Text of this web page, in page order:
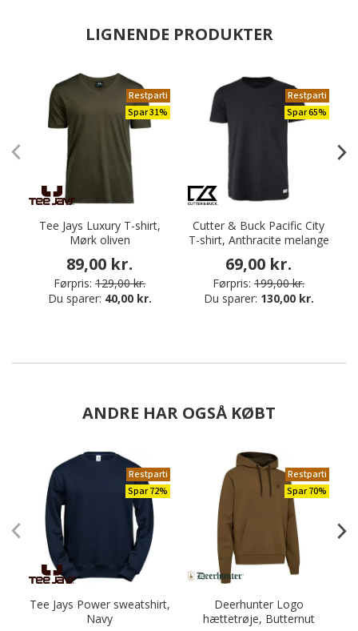
LIGNENDE PRODUKTER
Restparti
Spar 31%
Tee Jays Luxury T-shirt,
Mørk oliven
89,00 kr.
Førpris: 129,00 kr.
Du sparer: 40,00 kr.
Restparti
Spar 65%
Cutter & Buck Pacific City
T-shirt, Anthracite melange
69,00 kr.
Førpris: 199,00 kr.
Du sparer: 130,00 kr.
ANDRE HAR OGSÅ KØBT
Restparti
Spar 72%
Tee Jays Power sweatshirt,
Navy
Restparti
Spar 70%
Deerhunter Logo
hættetrøje, Butternut